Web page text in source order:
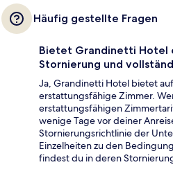
Häufig gestellte Fragen
Bietet Grandinetti Hotel
Stornierung und
Ja, Grandinetti Hotel bietet
erstattungsfähige Zimmer.
erstattungsfähigen
wenige Tage vor deiner
Stornierungsrichtlinie der
Einzelheiten zu den
findest du in deren